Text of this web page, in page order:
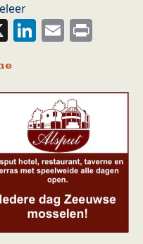
X LinkedIn
Email